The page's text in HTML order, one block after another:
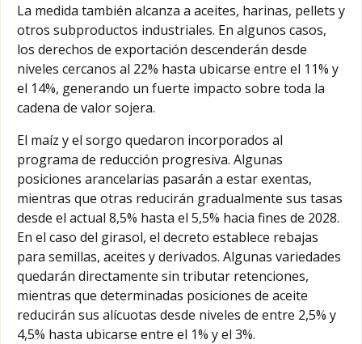
La medida también alcanza a aceites, harinas, pellets y
otros subproductos industriales. En algunos casos,
los derechos de exportación descenderán desde
niveles cercanos al 22% hasta ubicarse entre el 11% y
el 14%, generando un fuerte impacto sobre toda la
cadena de valor sojera.
El maíz y el sorgo quedaron incorporados al
programa de reducción progresiva. Algunas
posiciones arancelarias pasarán a estar exentas,
mientras que otras reducirán gradualmente sus tasas
desde el actual 8,5% hasta el 5,5% hacia fines de 2028.
En el caso del girasol, el decreto establece rebajas
para semillas, aceites y derivados. Algunas variedades
quedarán directamente sin tributar retenciones,
mientras que determinadas posiciones de aceite
reducirán sus alícuotas desde niveles de entre 2,5% y
4,5% hasta ubicarse entre el 1% y el 3%.